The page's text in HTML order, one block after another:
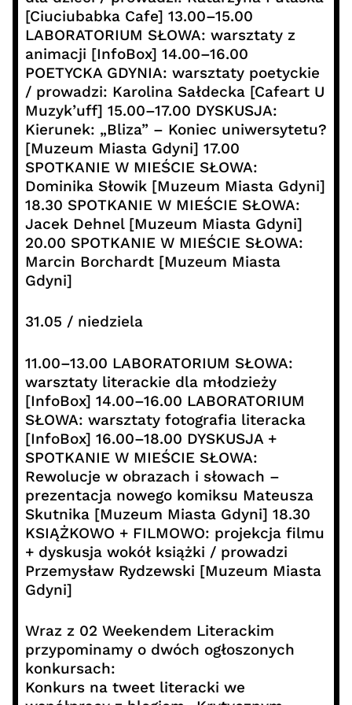
[Ciuciubabka Cafe] 13.00–15.00
LABORATORIUM SŁOWA: warsztaty z
animacji [InfoBox] 14.00–16.00
POETYCKA GDYNIA: warsztaty poetyckie
/ prowadzi: Karolina Sałdecka [Cafeart U
Muzyk’uff] 15.00–17.00 DYSKUSJA:
Kierunek: „Bliza” – Koniec uniwersytetu?
[Muzeum Miasta Gdyni] 17.00
SPOTKANIE W MIEŚCIE SŁOWA:
Dominika Słowik [Muzeum Miasta Gdyni]
18.30 SPOTKANIE W MIEŚCIE SŁOWA:
Jacek Dehnel [Muzeum Miasta Gdyni]
20.00 SPOTKANIE W MIEŚCIE SŁOWA:
Marcin Borchardt [Muzeum Miasta
Gdyni]
31.05 / niedziela
11.00–13.00 LABORATORIUM SŁOWA:
warsztaty literackie dla młodzieży
[InfoBox] 14.00–16.00 LABORATORIUM
SŁOWA: warsztaty fotografia literacka
[InfoBox] 16.00–18.00 DYSKUSJA +
SPOTKANIE W MIEŚCIE SŁOWA:
Rewolucje w obrazach i słowach –
prezentacja nowego komiksu Mateusza
Skutnika [Muzeum Miasta Gdyni] 18.30
KSIĄŻKOWO + FILMOWO: projekcja filmu
+ dyskusja wokół książki / prowadzi
Przemysław Rydzewski [Muzeum Miasta
Gdyni]
Wraz z 02 Weekendem Literackim
przypominamy o dwóch ogłoszonych
konkursach:
Konkurs na tweet literacki we